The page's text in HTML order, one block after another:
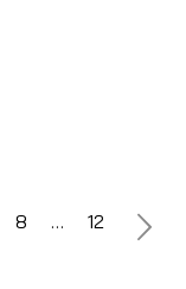
8 … 12